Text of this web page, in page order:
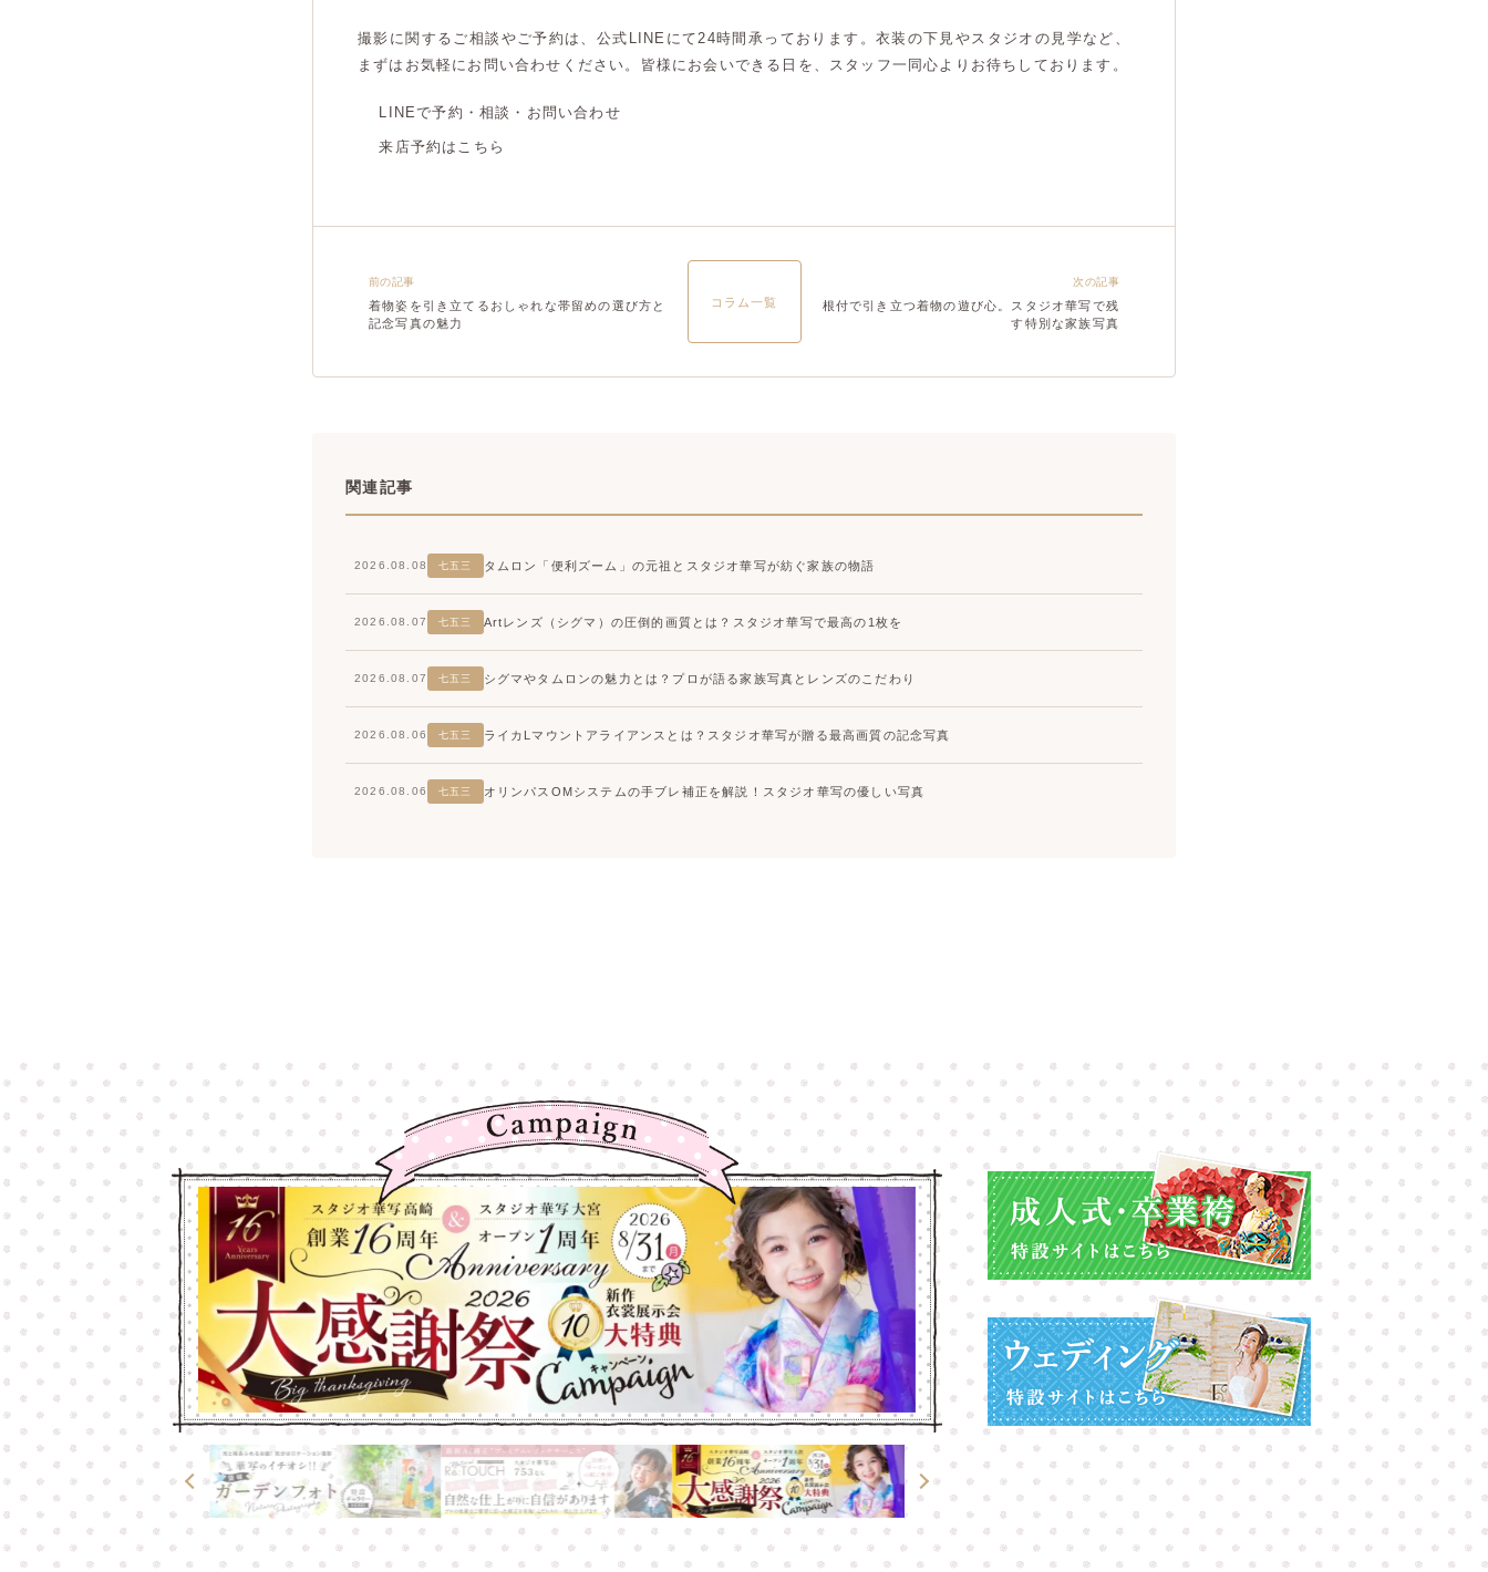
撮影に関するご相談やご予約は、公式LINEにて24時間承っております。衣装の下見やスタジオの見学など、
まずはお気軽にお問い合わせください。皆様にお会いできる日を、スタッフ一同心よりお待ちしております。
LINEで予約・相談・お問い合わせ
来店予約はこちら
前の記事
着物姿を引き立てるおしゃれな帯留めの選び方と
記念写真の魅力
コラム一覧
次の記事
根付で引き立つ着物の遊び心。スタジオ華写で残
す特別な家族写真
関連記事
2026.08.08 七五三 タムロン「便利ズーム」の元祖とスタジオ華写が紡ぐ家族の物語
2026.08.07 七五三 Artレンズ（シグマ）の圧倒的画質とは？スタジオ華写で最高の1枚を
2026.08.07 七五三 シグマやタムロンの魅力とは？プロが語る家族写真とレンズのこだわり
2026.08.06 七五三 ライカLマウントアライアンスとは？スタジオ華写が贈る最高画質の記念写真
2026.08.06 七五三 オリンパスOMシステムの手ブレ補正を解説！スタジオ華写の優しい写真
高崎店
高崎店